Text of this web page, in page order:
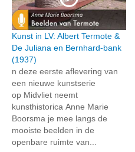
Kunst in LV: Albert Termote &
De Juliana en Bernhard-bank
(1937)
n deze eerste aflevering van
een nieuwe kunstserie
op Midvliet neemt
kunsthistorica Anne Marie
Boorsma je mee langs de
mooiste beelden in de
openbare ruimte van...